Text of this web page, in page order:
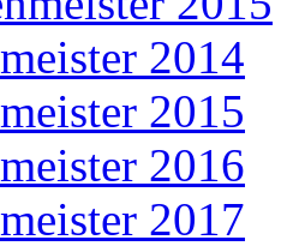
2014
2015
2016
2017